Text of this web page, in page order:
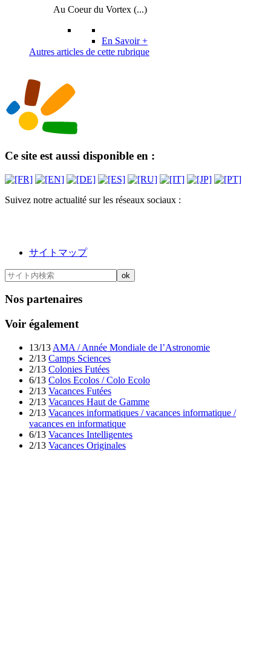
Au Coeur du Vortex (...)
En Savoir +
Autres articles de cette rubrique
Ce site est aussi disponible en :
Suivez notre actualité sur les réseaux sociaux :
サイトマップ
Nos partenaires
Voir également
13/13 AMA / Année Mondiale de l’Astronomie
2/13 Camps Sciences
2/13 Colonies Futées
6/13 Colos Ecolos / Colo Ecolo
2/13 Vacances Futées
2/13 Vacances Haut de Gamme
2/13 Vacances informatiques / vacances informatique /
vacances en informatique
6/13 Vacances Intelligentes
2/13 Vacances Originales